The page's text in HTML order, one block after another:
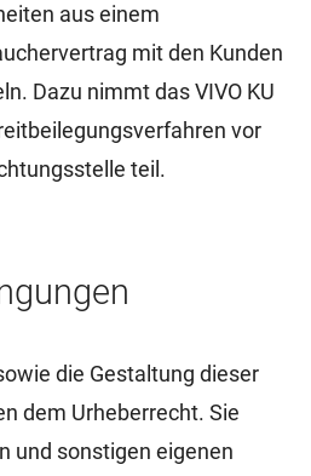
aus einem
mit den Kunden
Dazu nimmt das VIVO KU
vor
teil.
die Gestaltung dieser
dem Urheberrecht. Sie
und sonstigen eigenen